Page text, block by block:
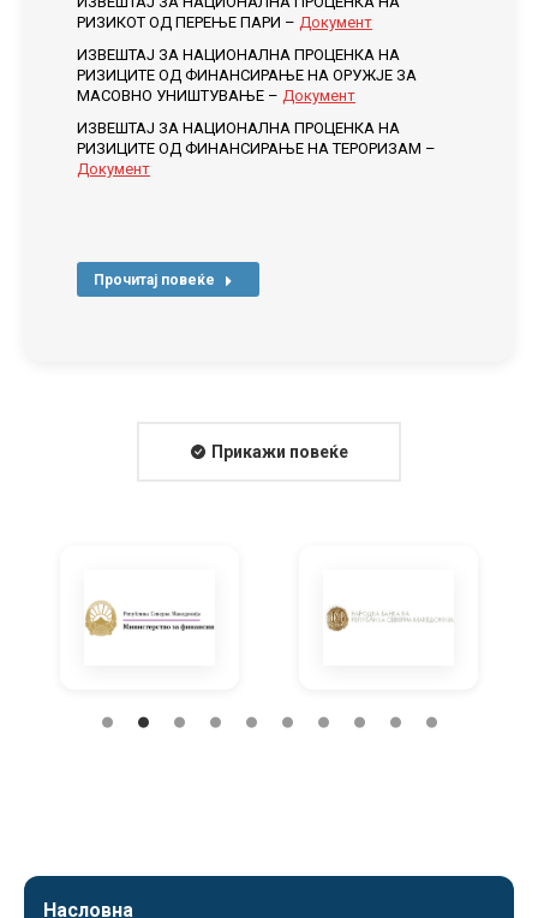
РИЗИКОТ ОД ПЕРЕЊЕ ПАРИ – Документ
ИЗВЕШТАЈ ЗА НАЦИОНАЛНА ПРОЦЕНКА НА
РИЗИЦИТЕ ОД ФИНАНСИРАЊЕ НА ОРУЖЈЕ ЗА
МАСОВНО УНИШТУВАЊЕ – Документ
ИЗВЕШТАЈ ЗА НАЦИОНАЛНА ПРОЦЕНКА НА
РИЗИЦИТЕ ОД ФИНАНСИРАЊЕ НА ТЕРОРИЗАМ –
Документ
Прочитај повеќе
Прикажи повеќе
Насловна